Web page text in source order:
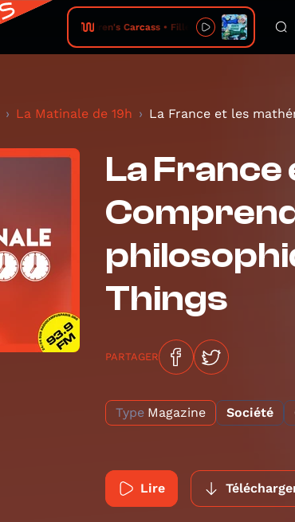
Siren's Carcass • Fille à queue
La Matinale de 19h La France et les
La France
Things
PARTAGER
Type Magazine Société
Lire